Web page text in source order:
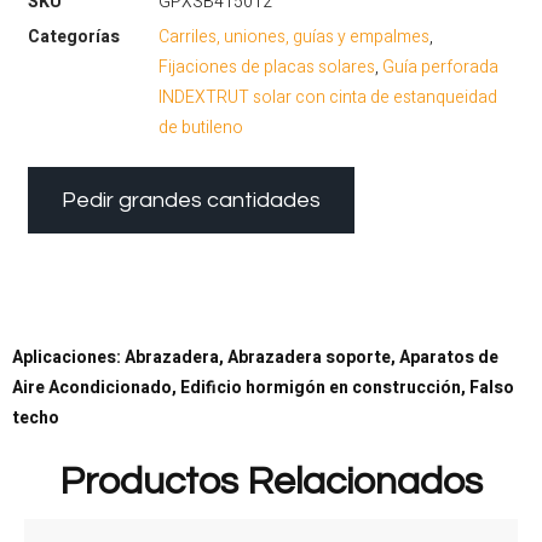
Categorías
Carriles, uniones, guías y empalmes,
Fijaciones de placas solares, Guía perforada
INDEXTRUT solar con cinta de estanqueidad
de butileno
Pedir grandes cantidades
Aplicaciones: Abrazadera, Abrazadera soporte, Aparatos de
Aire Acondicionado, Edificio hormigón en construcción, Falso
techo
Productos Relacionados